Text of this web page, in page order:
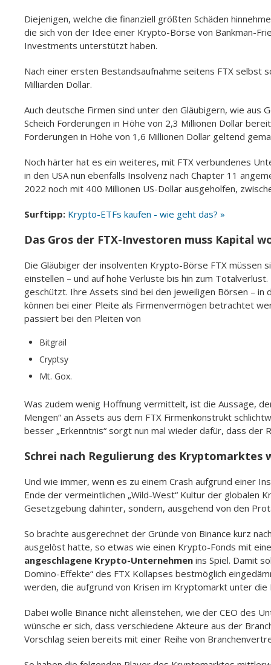
Diejenigen, welche die finanziell größten Schäden
die sich von der Idee einer Krypto-Börse von Bankman-
Investments unterstützt haben.
Nach einer ersten Bestandsaufnahme seitens FTX selbst
Milliarden Dollar.
Auch deutsche Firmen sind unter den Gläubigern, wie aus
Scheich Forderungen in Höhe von 2,3 Millionen Dollar
Forderungen in Höhe von 1,6 Millionen Dollar geltend
Noch härter hat es ein weiteres, mit FTX verbundenes
in den USA nun ebenfalls Insolvenz nach Chapter 11
2022 noch mit 400 Millionen US-Dollar ausgeholfen,
Surftipp: Krypto-ETFs kaufen - wie geht das? »
Das Gros der FTX-Investoren muss Kapital
Die Gläubiger der insolventen Krypto-Börse FTX müssen
einstellen – und auf hohe Verluste bis hin zum
geschützt. Ihre Assets sind bei den jeweiligen Börsen –
können bei einer Pleite als Firmenvermögen betrachtet
passiert bei den Pleiten von
Bitgrail
Cryptsy
Mt. Gox.
Was zudem wenig Hoffnung vermittelt, ist die Aussage,
Mengen“ an Assets aus dem FTX Firmenkonstrukt
besser „Erkenntnis“ sorgt nun mal wieder dafür, dass der
Schrei nach Regulierung des Kryptomarktes
Und wie immer, wenn es zu einem Crash aufgrund einer
Ende der vermeintlichen „Wild-West“ Kultur der globalen
Gesetzgebung dahinter, sondern, ausgehend von den
So brachte ausgerechnet der Gründe von Binance kurz
ausgelöst hatte, so etwas wie einen Krypto-Fonds mit
angeschlagene Krypto-Unternehmen ins Spiel. Damit
Domino-Effekte“ des FTX Kollapses bestmöglich
werden, die aufgrund von Krisen im Kryptomarkt unter die
Dabei wolle Binance nicht alleinstehen, wie der CEO des
wünsche er sich, dass verschiedene Akteure aus der
Vorschlag seien bereits mit einer Reihe von